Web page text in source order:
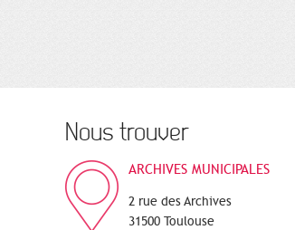
Nous trouver
ARCHIVES MUNICIPALES
2 rue des Archives
31500 Toulouse